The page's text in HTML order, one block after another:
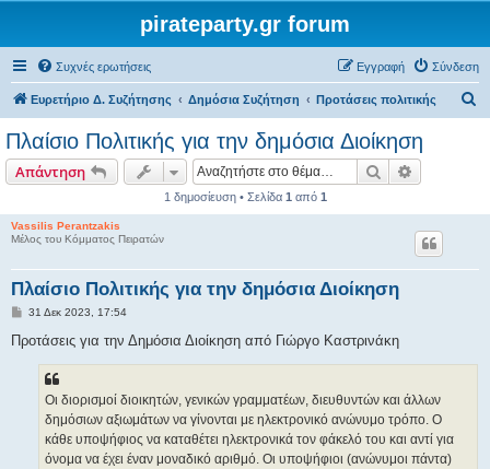
pirateparty.gr forum
Συχνές ερωτήσεις Σύνδεση
Εγγραφή
Ευρετήριο Δ. Συζήτησης Δημόσια Συζήτηση Προτάσεις πολιτικής
Πλαίσιο Πολιτικής για την δημόσια Διοίκηση
Απάντηση Αναζήτηση
1 δημοσίευση • Σελίδα 1 από 1
Vassilis Perantzakis
Μέλος του Κόμματος Πειρατών
Πλαίσιο Πολιτικής για την δημόσια Διοίκηση
Δ
μ
31 Δεκ 2023, 17:54
Προτάσεις για την Δημόσια Διοίκηση από Γιώργο Καστρινάκη
Οι διορισμοί διοικητών, γενικών γραμματέων, διευθυντών και άλλων
δημόσιων αξιωμάτων να γίνονται με ηλεκτρονικό ανώνυμο τρόπο. Ο
κάθε υποψήφιος να καταθέτει ηλεκτρονικά τον φάκελό του και αντί για
όνομα να έχει έναν μοναδικό αριθμό. Οι υποψήφιοι (ανώνυμοι πάντα)